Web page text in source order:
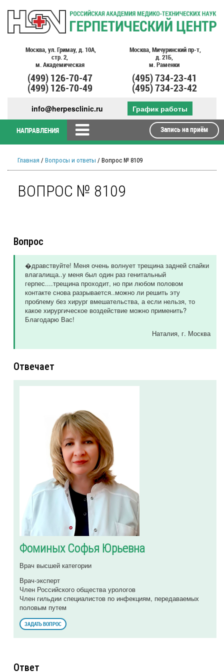
Москва, ул. Гримау, д. 10А,
стр. 2,
м. Академическая
(499)126-70-47
(499)126-70-49
Москва, Мичуринский пр-т,
д. 21Б,
м. Раменки
(495)734-23-41
(495)734-23-42
info@herpesclinic.ru График работы
НАПРАВЛЕНИЯ Запись на приём
Главная / Вопросы и ответы / Вопрос № 8109
ВОПРОС № 8109
Вопрос
�дравствуйте! Меня очень волнует трещина задней спайки
влагалища..у меня был один раз генитальный
герпес....трещина проходит, но при любом половом
контакте снова разрывается..можно ли решить эту
проблему без хирург вмешательства, а если нельзя, то
какое хирургическое воздействие можно применить?
Благодарю Вас!
Наталия, г. Москва
Отвечает
Фоминых Софья Юрьевна
Врач высшей категории
Врач-эксперт
Член Российского общества урологов
Член гильдии специалистов по инфекциям, передаваемых
половым путем
ЗАДАТЬ ВОПРОС
Ответ